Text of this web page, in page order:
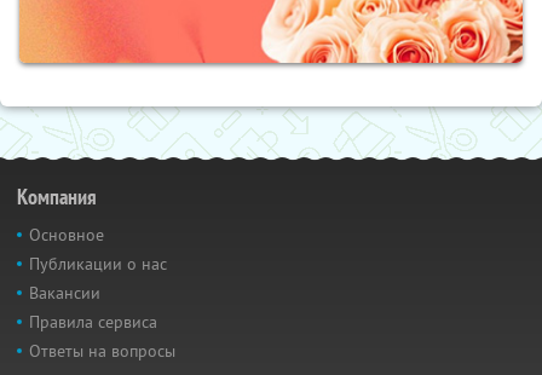
Компания
Основное
Публикации о нас
Вакансии
Правила сервиса
Ответы на вопросы